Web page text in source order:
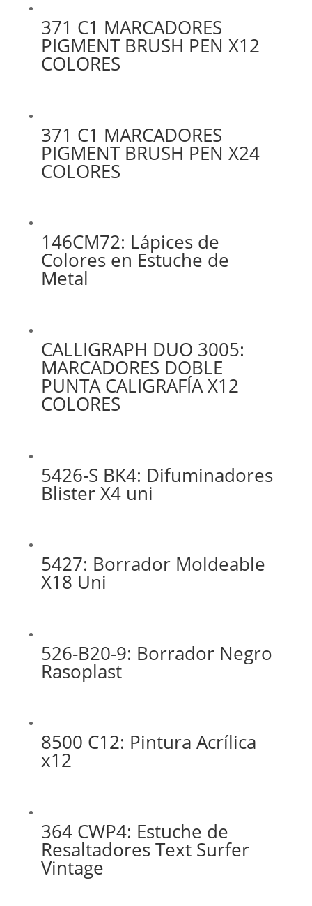
371 C1 MARCADORES
PIGMENT BRUSH PEN X12
COLORES
371 C1 MARCADORES
PIGMENT BRUSH PEN X24
COLORES
146CM72: Lápices de
Colores en Estuche de
Metal
CALLIGRAPH DUO 3005:
MARCADORES DOBLE
PUNTA CALIGRAFÍA X12
COLORES
5426-S BK4: Difuminadores
Blister X4 uni
5427: Borrador Moldeable
X18 Uni
526-B20-9: Borrador Negro
Rasoplast
8500 C12: Pintura Acrílica
x12
364 CWP4: Estuche de
Resaltadores Text Surfer
Vintage